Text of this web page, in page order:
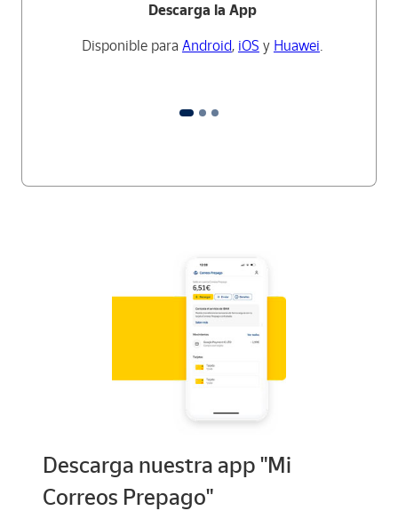
Descarga la App
Disponible para Android, iOS y Huawei.
Descarga nuestra app "Mi
Correos Prepago"